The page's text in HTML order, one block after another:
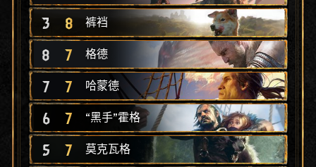
3 8 裤裆
8 7 格德
7 7 哈蒙德
6 7 “黑手”霍格
5 7 莫克瓦格